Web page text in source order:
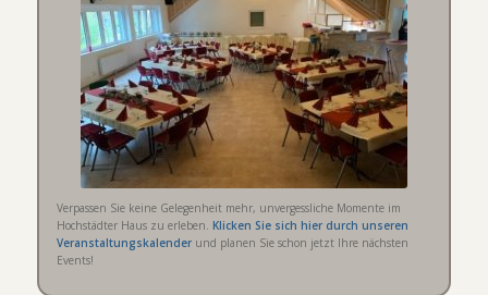
Verpassen Sie keine Gelegenheit mehr, unvergessliche Momente im
Hochstädter Haus zu erleben. Klicken Sie sich hier durch unseren
Veranstaltungskalender und planen Sie schon jetzt Ihre nächsten
Events!